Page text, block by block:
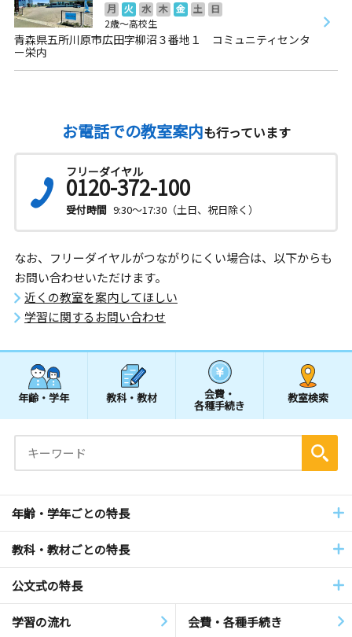
月 火 水 木 金 土
日
2歳～高校生
青森県五所川原市広田字柳沼３番地１ コミュニティセンタ
ー栄内
お電話での教室案内も行っています
フリーダイヤル
0120-372-100
受付時間 9:30～17:30（土日、祝日除く）
なお、フリーダイヤルがつながりにくい場合は、以下からも
お問い合わせいただけます。
近くの教室を案内してほしい
学習に関するお問い合わせ
年齢・学年 教科・教材 会費・
各種手続き
教室検索
年齢・学年ごとの特長
教科・教材ごとの特長
公文式の特長
学習の流れ 会費・各種手続き